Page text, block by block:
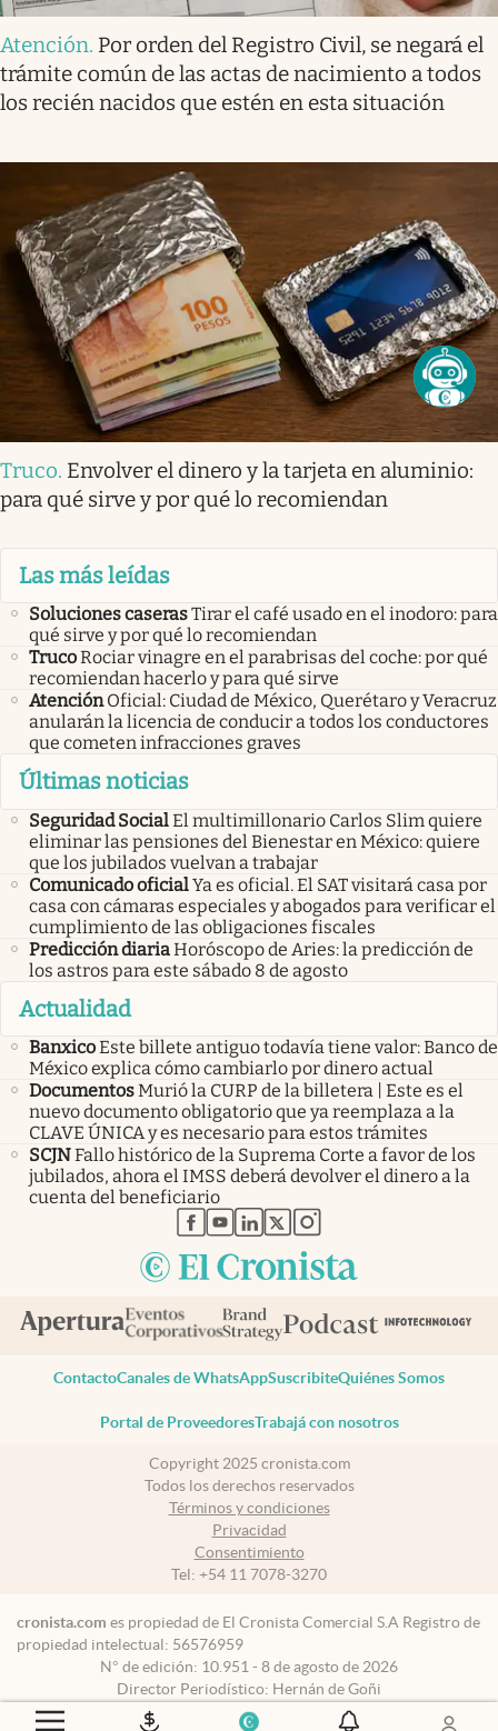
Atención. Por orden del Registro Civil, se negará el
trámite común de las actas de nacimiento a todos
los recién nacidos que estén en esta situación
Truco. Envolver el dinero y la tarjeta en aluminio:
para qué sirve y por qué lo recomiendan
Las más leídas
Soluciones caserasTirar el café usado en el inodoro: para
qué sirve y por qué lo recomiendan
TrucoRociar vinagre en el parabrisas del coche: por qué
recomiendan hacerlo y para qué sirve
Atención Oficial: Ciudad de México, Querétaro y Veracruz
anularán la licencia de conducir a todos los conductores
que cometen infracciones graves
Últimas noticias
Seguridad SocialEl multimillonario Carlos Slim quiere
eliminar las pensiones del Bienestar en México: quiere
que los jubilados vuelvan a trabajar
Comunicado oficialYa es oficial. El SAT visitará casa por
casa con cámaras especiales y abogados para verificar el
cumplimiento de las obligaciones fiscales
Predicción diariaHoróscopo de Aries: la predicción de
los astros para este sábado 8 de agosto
Actualidad
BanxicoEste billete antiguo todavía tiene valor: Banco de
México explica cómo cambiarlo por dinero actual
DocumentosMurió la CURP de la billetera | Este es el
nuevo documento obligatorio que ya reemplaza a la
CLAVE ÚNICA y es necesario para estos trámites
SCJNFallo histórico de la Suprema Corte a favor de los
jubilados, ahora el IMSS deberá devolver el dinero a la
cuenta del beneficiario
abre en nueva pestaña
abre en nueva pestaña
abre en nueva pestaña
abre en nueva pestaña
abre en nueva pestaña
ContactoCanales de WhatsAppSuscribiteQuiénes Somos
Portal de ProveedoresTrabajá con nosotros
Copyright 2025 cronista.com
Todos los derechos reservados
Términos y condiciones
Privacidad
Consentimiento
Tel: +54 11 7078-3270
cronista.com es propiedad de El Cronista Comercial S.A Registro de
propiedad intelectual: 56576959
N° de edición: 10.951 - 8 de agosto de 2026
Director Periodístico: Hernán de Goñi